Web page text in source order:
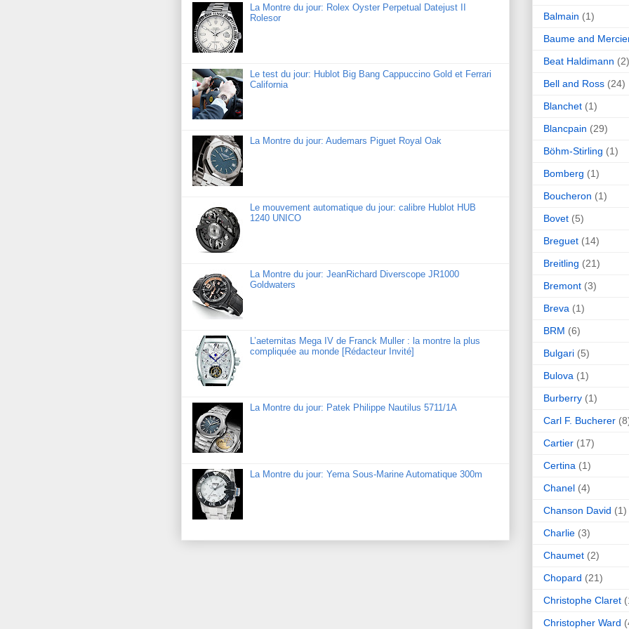
La Montre du jour: Rolex Oyster Perpetual Datejust II
Rolesor
Le test du jour: Hublot Big Bang Cappuccino Gold et Ferrari
California
La Montre du jour: Audemars Piguet Royal Oak
Le mouvement automatique du jour: calibre Hublot HUB
1240 UNICO
La Montre du jour: JeanRichard Diverscope JR1000
Goldwaters
L’aeternitas Mega IV de Franck Muller : la montre la plus
compliquée au monde [Rédacteur Invité]
La Montre du jour: Patek Philippe Nautilus 5711/1A
La Montre du jour: Yema Sous-Marine Automatique 300m
Balmain (1)
Baume and
Beat Haldimann (2)
Bell and Ross (24)
Blanchet (1)
Blancpain (29)
Böhm-Stirling (1)
Bomberg (1)
Boucheron (1)
Bovet (5)
Breguet (14)
Breitling (21)
Bremont (3)
Breva (1)
BRM (6)
Bulgari (5)
Bulova (1)
Burberry (1)
Carl F. Bucherer
Cartier (17)
Certina (1)
Chanel (4)
Chanson David (1)
Charlie (3)
Chaumet (2)
Chopard (21)
Christophe Claret
Christopher Ward